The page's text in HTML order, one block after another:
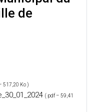
de
517,20 Ko )
( pdf – 59,41